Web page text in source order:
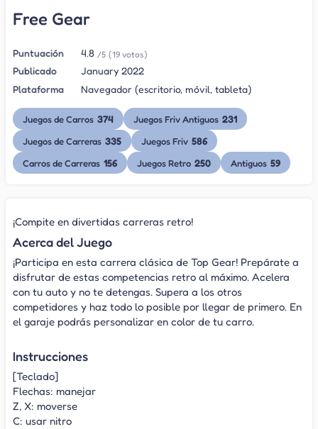
Free Gear
Puntuación 4.8 /5 (19 votos)
Publicado
January 2022
Plataforma
Navegador (escritorio, móvil, tableta)
Juegos de Carros 374 Juegos Friv Antiguos 231
Juegos de Carreras 335 Juegos Friv 586
Carros de Carreras 156 Juegos Retro 250 Antiguos 59
¡Compite en divertidas carreras retro!
Acerca del Juego
¡Participa en esta carrera clásica de Top Gear! Prepárate a
disfrutar de estas competencias retro al máximo. Acelera
con tu auto y no te detengas. Supera a los otros
competidores y haz todo lo posible por llegar de primero. En
el garaje podrás personalizar en color de tu carro.
Instrucciones
[Teclado]
Flechas: manejar
Z, X: moverse
C: usar nitro